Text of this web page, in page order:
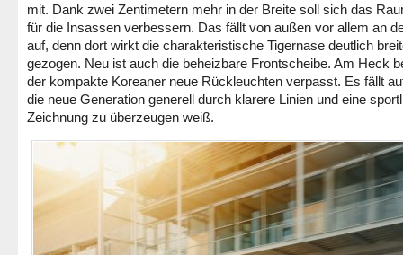
mit. Dank zwei Zentimetern mehr in der Breite soll sich das
für die Insassen verbessern. Das fällt von außen vor allem an
auf, denn dort wirkt die charakteristische Tigernase deutlich
gezogen. Neu ist auch die beheizbare Frontscheibe. Am Heck
der kompakte Koreaner neue Rückleuchten verpasst. Es fällt
die neue Generation generell durch klarere Linien und eine
Zeichnung zu überzeugen weiß.